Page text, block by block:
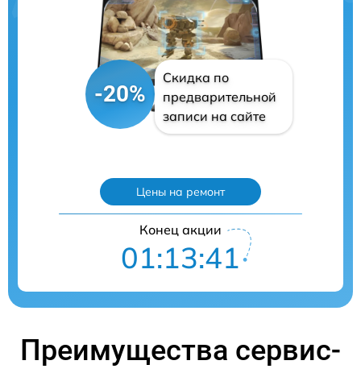
-20%
Скидка по
предварительной
записи на сайте
Цены на ремонт
Конец акции
01:13:40
Преимущества сервис-